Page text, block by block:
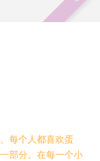
每个人都喜欢蛋
部分。在每一个小